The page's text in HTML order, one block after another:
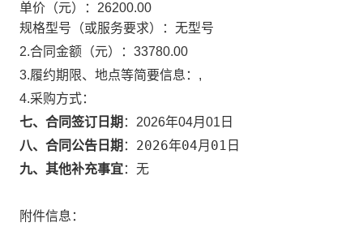
单价（元）： 26200.00
规格型号（或服务要求）： 无型号
2.合同金额（元）： 33780.00
3.履约期限、地点等简要信息： ,
4.采购方式：
七、合同签订日期 ： 2026年04月01日
八、合同公告日期 ： 2026年04月01日
九、其他补充事宜： 无
附件信息：